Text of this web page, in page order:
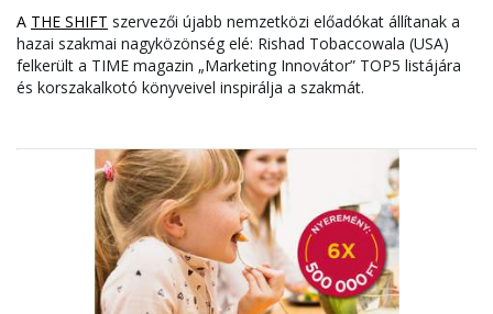
A THE SHIFT szervezői újabb nemzetközi előadókat állítanak a
hazai szakmai nagyközönség elé: Rishad Tobaccowala (USA)
felkerült a TIME magazin „Marketing Innovátor” TOP5 listájára
és korszakalkotó könyveivel inspirálja a szakmát.